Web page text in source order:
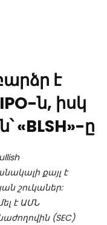
է
ն, իսկ
«BLSH»-ը
քայլ է
շուկաներ:
է ԱՄՆ
(SEC)